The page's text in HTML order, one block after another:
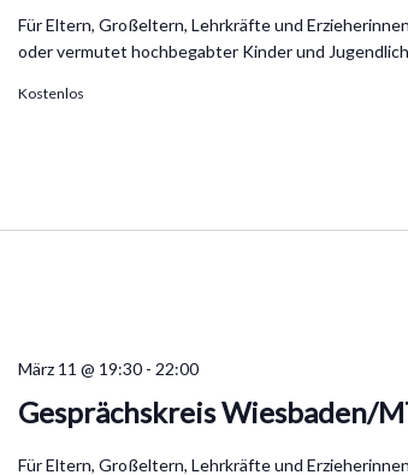
Für Eltern, Großeltern, Lehrkräfte und
oder vermutet hochbegabter Kinder und
Kostenlos
Gesprächskreis Wiesbaden/
März 11 @ 19:30 - 22:00
Für Eltern, Großeltern, Lehrkräfte und